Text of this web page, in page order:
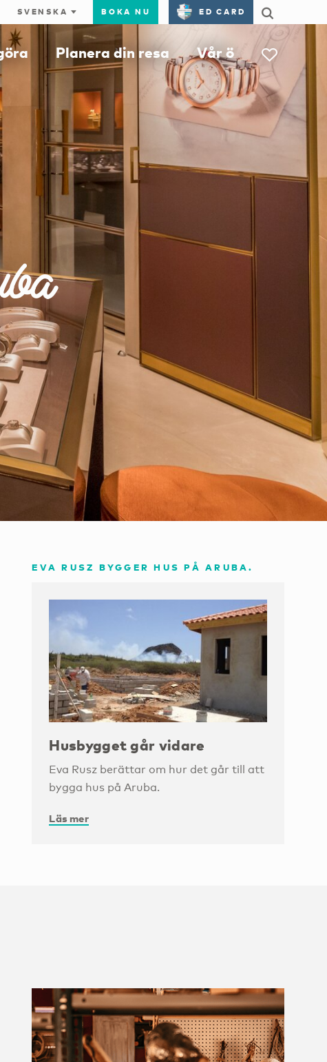
BOKA NU ED CARD
Planera din resa Vår ö
EVA RUSZ BYGGER HUS PÅ ARUBA.
Husbygget går vidare
Eva Rusz berättar om hur det går till att
bygga hus på Aruba.
Läs mer